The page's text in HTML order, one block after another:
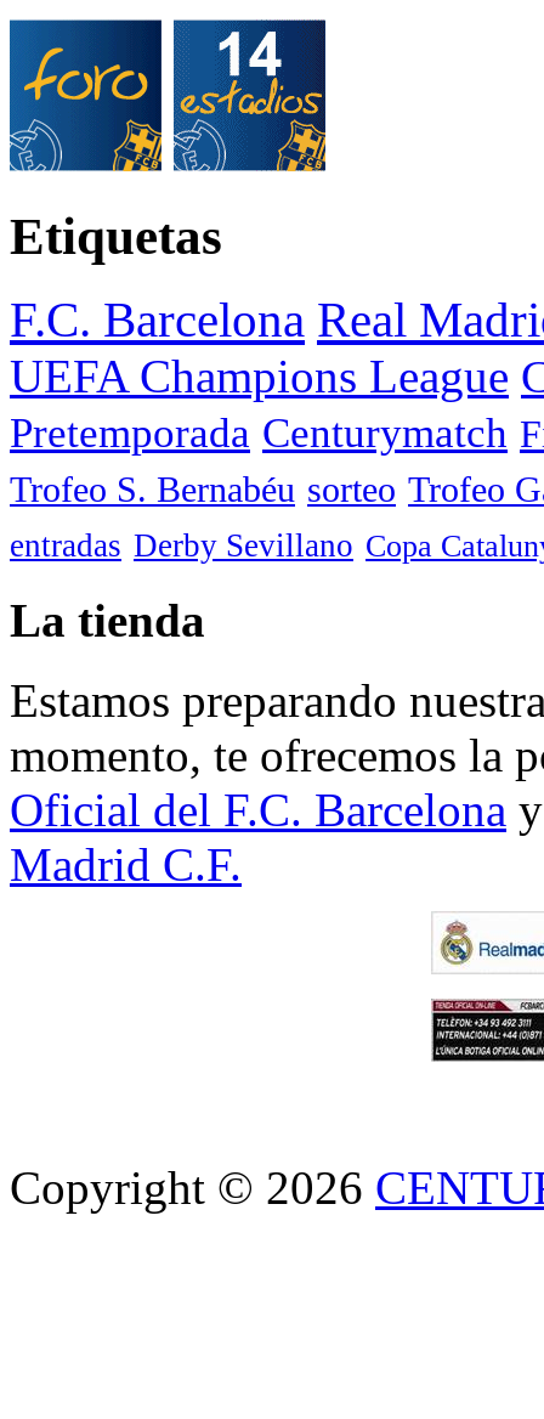
Etiquetas
F.C. Barcelona Real
UEFA Champions League
Pretemporada Centurymatch
Trofeo S. Bernabéu sorteo Trofeo
entradas Derby Sevillano Copa
La tienda
Estamos preparando
momento, te ofrecemos la
Oficial del F.C. Barcelona
Madrid C.F.
Copyright © 2026